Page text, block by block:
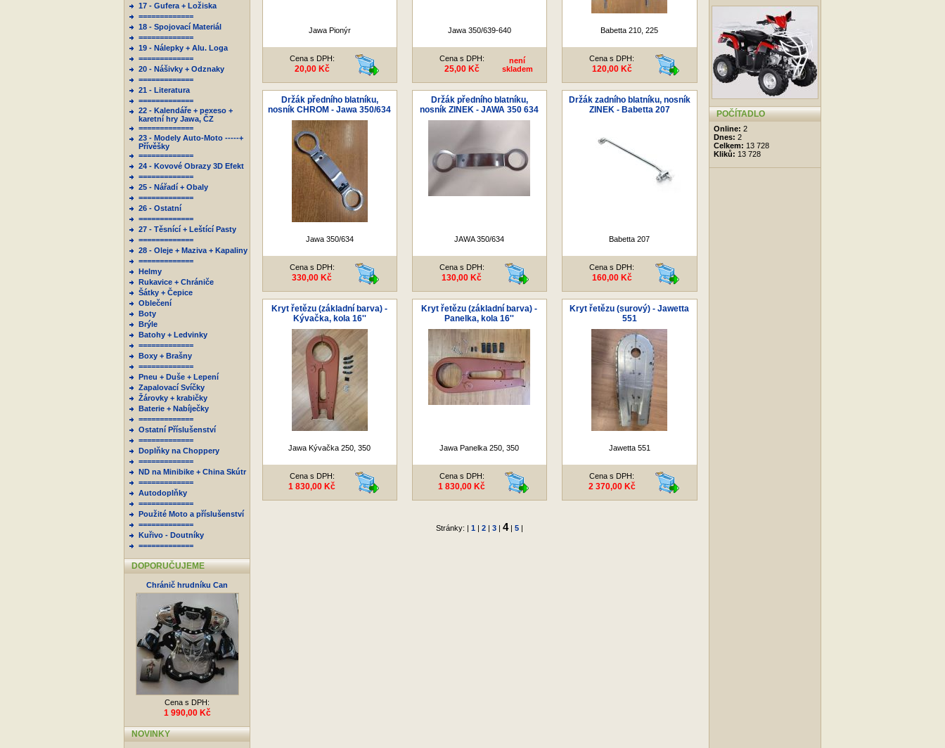
17 - Gufera + Ložiska
=============
18 - Spojovací Materiál
=============
19 - Nálepky + Alu. Loga
=============
20 - Nášivky + Odznaky
=============
21 - Literatura
=============
22 - Kalendáře + pexeso +
karetní hry Jawa, ČZ
=============
23 - Modely Auto-Moto -----+
Přívěšky
=============
24 - Kovové Obrazy 3D Efekt
=============
25 - Nářadí + Obaly
=============
26 - Ostatní
=============
27 - Těsnící + Leštící Pasty
=============
28 - Oleje + Maziva + Kapaliny
=============
Helmy
Rukavice + Chrániče
Šátky + Čepice
Oblečení
Boty
Brýle
Batohy + Ledvinky
=============
Boxy + Brašny
=============
Pneu + Duše + Lepení
Zapalovací Svíčky
Žárovky + krabičky
Baterie + Nabíječky
=============
Ostatní Příslušenství
=============
Doplňky na Choppery
=============
ND na Minibike + China Skútr
=============
Autodoplňky
=============
Použité Moto a příslušenství
=============
Kuřivo - Doutníky
=============
DOPORUČUJEME
Chránič hrudníku Can
Cena s DPH:
1 990,00 Kč
NOVINKY
Jawa Pionýr
Cena s DPH:
20,00 Kč
Jawa 350/639-640
Cena s DPH:
25,00 Kč
není
skladem
Babetta 210, 225
Cena s DPH:
120,00 Kč
Držák předního blatníku,
nosník CHROM - Jawa 350/634
Jawa 350/634
Cena s DPH:
330,00 Kč
Držák předního blatníku,
nosník ZINEK - JAWA 350 634
JAWA 350/634
Cena s DPH:
130,00 Kč
Držák zadního blatníku, nosník
ZINEK - Babetta 207
Babetta 207
Cena s DPH:
160,00 Kč
Kryt řetězu (základní barva) -
Kývačka, kola 16''
Jawa Kývačka 250, 350
Cena s DPH:
1 830,00 Kč
Kryt řetězu (základní barva) -
Panelka, kola 16''
Jawa Panelka 250, 350
Cena s DPH:
1 830,00 Kč
Kryt řetězu (surový) - Jawetta
551
Jawetta 551
Cena s DPH:
2 370,00 Kč
Stránky: | 1 | 2 | 3 | 4| 5 |
POČÍTADLO
Online: 2
Dnes: 2
Celkem: 13 728
Kliků: 13 728